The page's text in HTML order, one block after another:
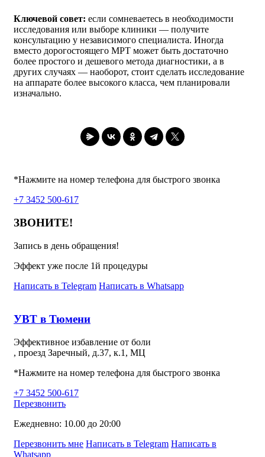
Ключевой совет: если сомневаетесь в необходимости
исследования или выборе клиники — получите
консультацию у независимого специалиста. Иногда
вместо дорогостоящего МРТ может быть достаточно
более простого и дешевого метода диагностики, а в
других случаях — наоборот, стоит сделать исследование
на аппарате более высокого класса, чем планировали
изначально.
*Нажмите на номер телефона для быстрого звонка
+7 3452 500-617
ЗВОНИТЕ!
Запись в день обращения!
Эффект уже после 1й процедуры
Написать в Telegram Написать в Whatsapp
УВТ в Тюмени
Эффективное избавление от боли
, проезд Заречный, д.37, к.1, МЦ
*Нажмите на номер телефона для быстрого звонка
+7 3452 500-617
Перезвонить
Ежедневно: 10.00 до 20:00
Перезвонить мне Написать в Telegram Написать в
Whatsapp